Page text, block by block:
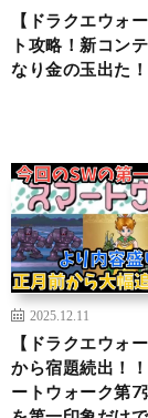
【ドラクエウォ
ト攻略！新コン
なり金の玉出た！
2025.12.11
【ドラクエウォ
から宿題続出！
ートウォーク第7